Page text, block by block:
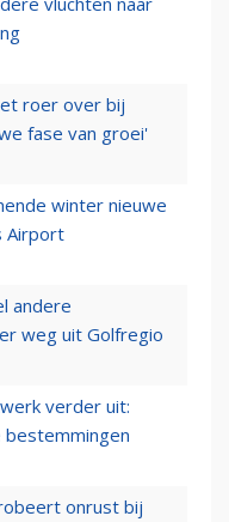
roer over bij
fase van groei'
winter nieuwe
Airport
andere
weg uit Golfregio
verder uit:
bestemmingen
onrust bij